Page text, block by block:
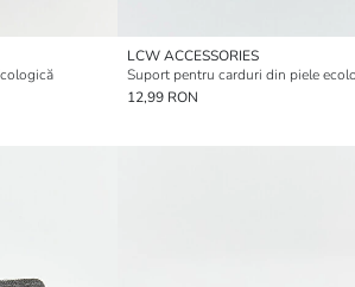
LCW ACCESSORIES
12,99 RON